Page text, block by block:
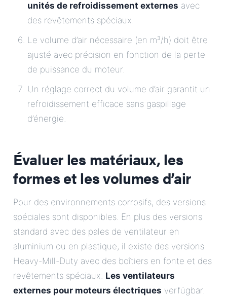
unités de refroidissement externes avec
des revêtements spéciaux.
Le volume d’air nécessaire (en m³/h) doit être
ajusté avec précision en fonction de la perte
de puissance du moteur.
Un réglage correct du volume d’air garantit un
refroidissement efficace sans gaspillage
d’énergie.
Évaluer les matériaux, les
formes et les volumes d’air
Pour des environnements corrosifs, des versions
spéciales sont disponibles. En plus des versions
standard avec des pales de ventilateur en
aluminium ou en plastique, il existe des versions
Heavy-Mill-Duty avec des boîtiers en fonte et des
revêtements spéciaux. Les ventilateurs
externes pour moteurs électriques verfügbar.